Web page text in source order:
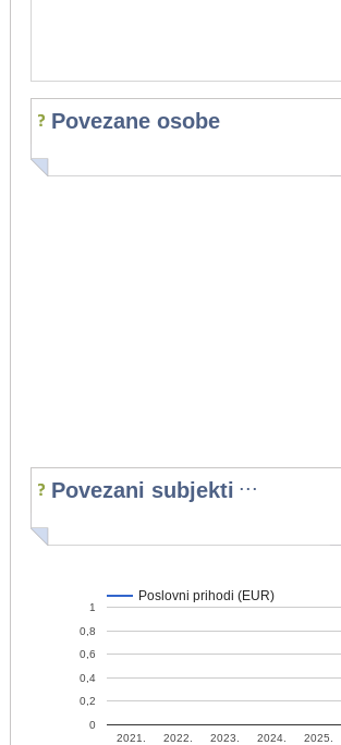
Povezane osobe
Povezani subjekti ...
Poslovni prihodi (EUR)
2021. 2022. 2023. 2024. 2025.
0
0,2
0,4
0,6
0,8
1